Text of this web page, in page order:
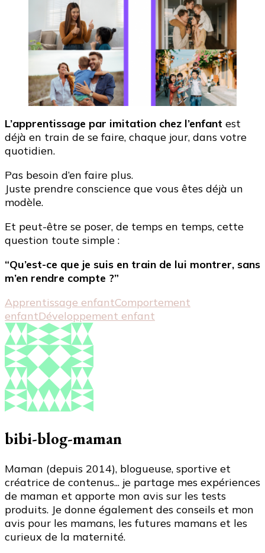
L’apprentissage par imitation chez l’enfant est
déjà en train de se faire, chaque jour, dans votre
quotidien.
Pas besoin d’en faire plus.
Juste prendre conscience que vous êtes déjà un
modèle.
Et peut-être se poser, de temps en temps, cette
question toute simple :
“Qu’est-ce que je suis en train de lui montrer, sans
m’en rendre compte ?”
Apprentissage enfantComportement
enfantDéveloppement enfant
bibi-blog-maman
Maman (depuis 2014), blogueuse, sportive et
créatrice de contenus... je partage mes expériences
de maman et apporte mon avis sur les tests
produits. Je donne également des conseils et mon
avis pour les mamans, les futures mamans et les
curieux de la maternité.